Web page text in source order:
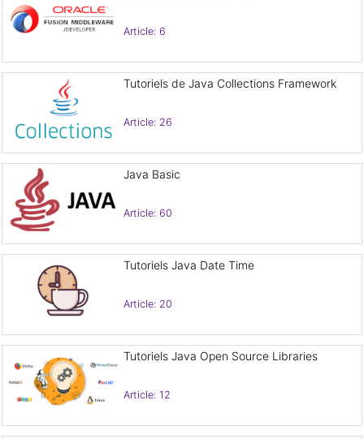
Article: 6
Tutoriels de Java Collections Framework
Article: 26
Java Basic
Article: 60
Tutoriels Java Date Time
Article: 20
Tutoriels Java Open Source Libraries
Article: 12